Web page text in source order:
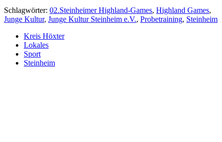
Schlagwörter: 02.Steinheimer Highland-Games, Highland Games,
Junge Kultur, Junge Kultur Steinheim e.V., Probetraining, Steinheim
Kreis Höxter
Lokales
Sport
Steinheim